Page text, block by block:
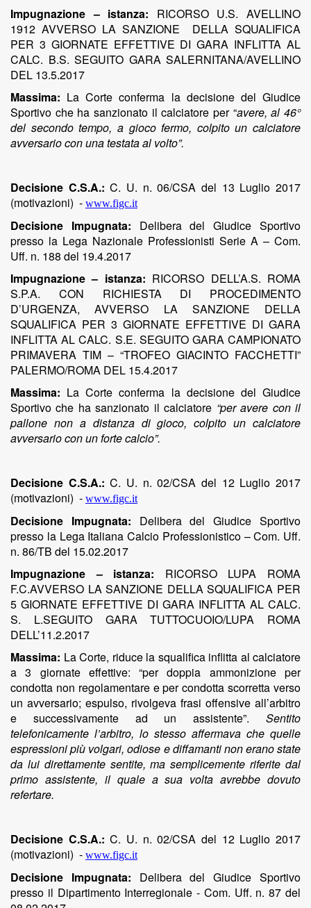
Impugnazione – istanza: RICORSO U.S. AVELLINO
1912 AVVERSO LA SANZIONE DELLA SQUALIFICA
PER 3 GIORNATE EFFETTIVE DI GARA INFLITTA AL
CALC. B.S. SEGUITO GARA SALERNITANA/AVELLINO
DEL 13.5.2017
Massima: La Corte conferma la decisione del Giudice
Sportivo che ha sanzionato il calciatore per “avere, al 46°
del secondo tempo, a gioco fermo, colpito un calciatore
avversario con una testata al volto”.
Decisione C.S.A.: C. U. n. 06/CSA del 13 Luglio 2017
(motivazioni) - www.figc.it
Decisione Impugnata: Delibera del Giudice Sportivo
presso la Lega Nazionale Professionisti Serie A – Com.
Uff. n. 188 del 19.4.2017
Impugnazione – istanza: RICORSO DELL’A.S. ROMA
S.P.A. CON RICHIESTA DI PROCEDIMENTO
D’URGENZA, AVVERSO LA SANZIONE DELLA
SQUALIFICA PER 3 GIORNATE EFFETTIVE DI GARA
INFLITTA AL CALC. S.E. SEGUITO GARA CAMPIONATO
PRIMAVERA TIM – “TROFEO GIACINTO FACCHETTI”
PALERMO/ROMA DEL 15.4.2017
Massima: La Corte conferma la decisione del Giudice
Sportivo che ha sanzionato il calciatore “per avere con il
pallone non a distanza di gioco, colpito un calciatore
avversario con un forte calcio”.
Decisione C.S.A.: C. U. n. 02/CSA del 12 Luglio 2017
(motivazioni) - www.figc.it
Decisione Impugnata: Delibera del Giudice Sportivo
presso la Lega Italiana Calcio Professionistico – Com. Uff.
n. 86/TB del 15.02.2017
Impugnazione – istanza: RICORSO LUPA ROMA
F.C.AVVERSO LA SANZIONE DELLA SQUALIFICA PER
5 GIORNATE EFFETTIVE DI GARA INFLITTA AL CALC.
S. L.SEGUITO GARA TUTTOCUOIO/LUPA ROMA
DELL’11.2.2017
Massima: La Corte, riduce la squalifica inflitta al calciatore
a 3 giornate effettive: “per doppia ammonizione per
condotta non regolamentare e per condotta scorretta verso
un avversario; espulso, rivolgeva frasi offensive all’arbitro
e successivamente ad un assistente”. Sentito
telefonicamente l’arbitro, lo stesso affermava che quelle
espressioni più volgari, odiose e diffamanti non erano state
da lui direttamente sentite, ma semplicemente riferite dal
primo assistente, il quale a sua volta avrebbe dovuto
refertare.
Decisione C.S.A.: C. U. n. 02/CSA del 12 Luglio 2017
(motivazioni) - www.figc.it
Decisione Impugnata: Delibera del Giudice Sportivo
presso il Dipartimento Interregionale - Com. Uff. n. 87 del